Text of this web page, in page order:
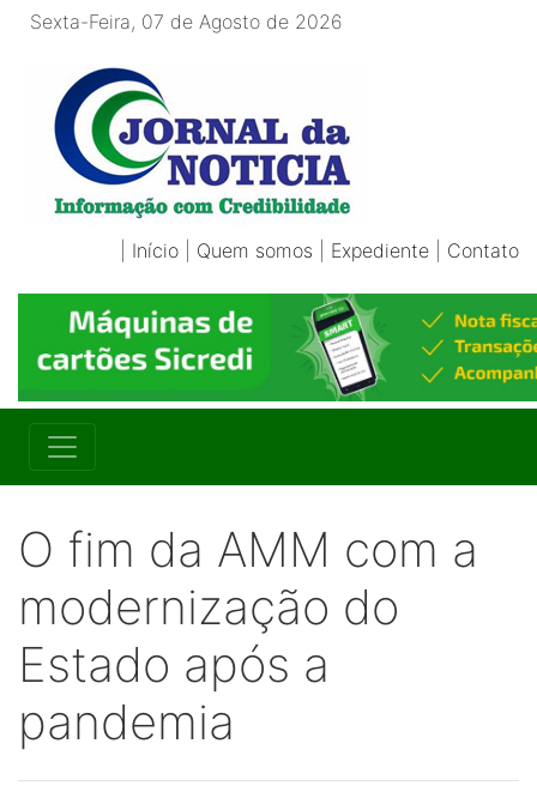
Sexta-Feira, 07 de Agosto de 2026
Início Quem somos Expediente Contato
O fim da AMM com a
modernização do
Estado após a
pandemia